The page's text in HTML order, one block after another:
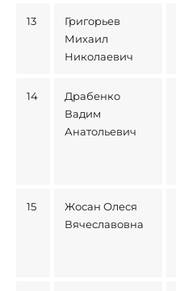
13
Григорьев
Михаил
Николаевич
14
Драбенко
Вадим
Анатольевич
15
Жосан Олеся
Вячеславовна